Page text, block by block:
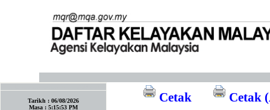
Tarikh : 06/08/2026
Masa : 5:15:53 PM
Cetak
Cetak